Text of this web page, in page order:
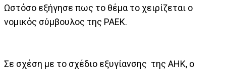
Ωστόσο εξήγησε πως το θέμα το χειρίζεται ο
νομικός σύμβουλος της ΡΑΕΚ.
Σε σχέση με το σχέδιο εξυγίανσης της ΑΗΚ, ο